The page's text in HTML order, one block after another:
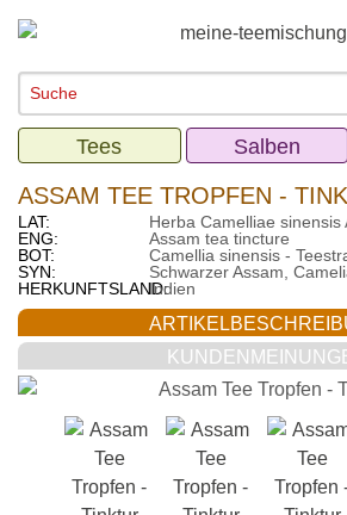
Tees Salben
ASSAM TEE TROPFEN -
LAT:
Herba Camelliae sinensis
ENG:
Assam tea tincture
BOT:
Camellia sinensis -
SYN:
Schwarzer Assam,
HERKUNFTSLAND:Indien